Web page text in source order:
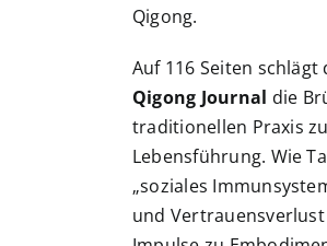
Qigong.
Auf 116 Seiten schlägt
Qigong Journal die
traditionellen Praxis
Lebensführung. Wie
„soziales
und